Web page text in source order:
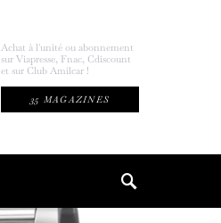
Achat à l'unité ou abonnement
sur Viapresse, Fnac, Cdiscount
et sur Club Amilcar !
35 MAGAZINES